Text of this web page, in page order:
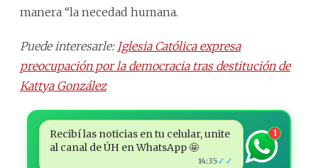
manera “la necedad humana.
Puede interesarle: Iglesia Católica expresa
preocupación por la democracia tras destitución de
Kattya González
Recibí las noticias en tu celular, unite
al canal de ÚH en WhatsApp 🤩
14:35✓✓
1